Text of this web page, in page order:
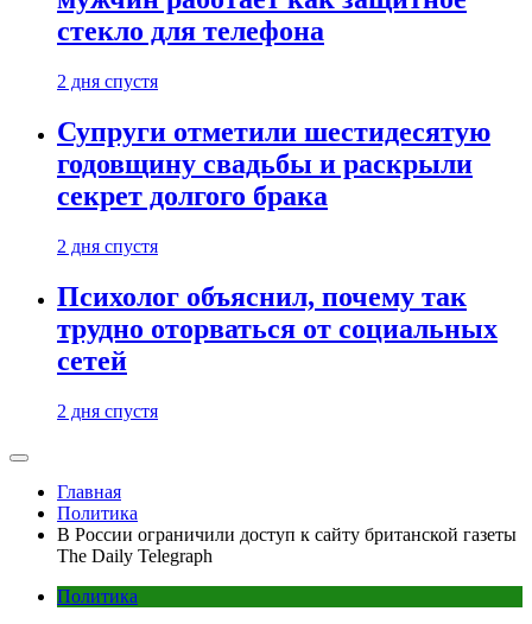
стекло для телефона
2 дня спустя
Супруги отметили шестидесятую
годовщину свадьбы и раскрыли
секрет долгого брака
2 дня спустя
Психолог объяснил, почему так
трудно оторваться от социальных
сетей
2 дня спустя
Главная
Политика
В России ограничили доступ к сайту британской газеты
The Daily Telegraph
Политика